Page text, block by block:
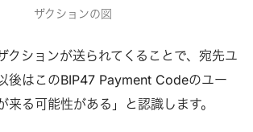
ザクションの図
クションが送られてくることで、宛先ユ
後はこのBIP47 Payment Codeのユー
来る可能性がある」と認識します。